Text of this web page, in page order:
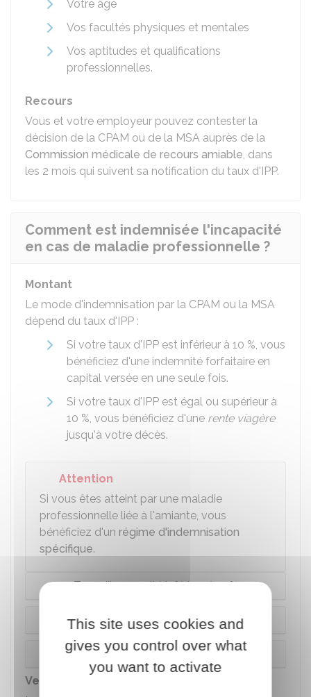
Votre âge
Vos facultés physiques et mentales
Vos aptitudes et qualifications
professionnelles.
Recours
Vous et votre employeur pouvez contester la
décision de la CPAM ou de la MSA auprès de la
Commission médicale de recours amiable, dans
les 2 mois qui suivent sa notification du taux d'IPP.
Comment est indemnisée l'incapacité
en cas de maladie professionnelle ?
Montant
Le mode d'indemnisation par la CPAM ou la MSA
dépend du taux d'IPP :
Si votre taux d'IPP est inférieur à 10 %, vous
bénéficiez d'une indemnité forfaitaire en
capital versée en une seule fois.
Si votre taux d'IPP est égal ou supérieur à
10 %, vous bénéficiez d'une rente viagère
jusqu'à votre décès.
Attention
Si vous êtes atteint par une maladie
professionnelle liée à l'amiante, vous
bénéficiez d'un régime d'indemnisation
spécifique.
Taux d'incapacité inférieur à 10%
Taux d'incapacité entre 10% et 80%
Taux d'incapacité à partir de 80%
Versement de la rente
This site uses cookies and
gives you control over what
you want to activate